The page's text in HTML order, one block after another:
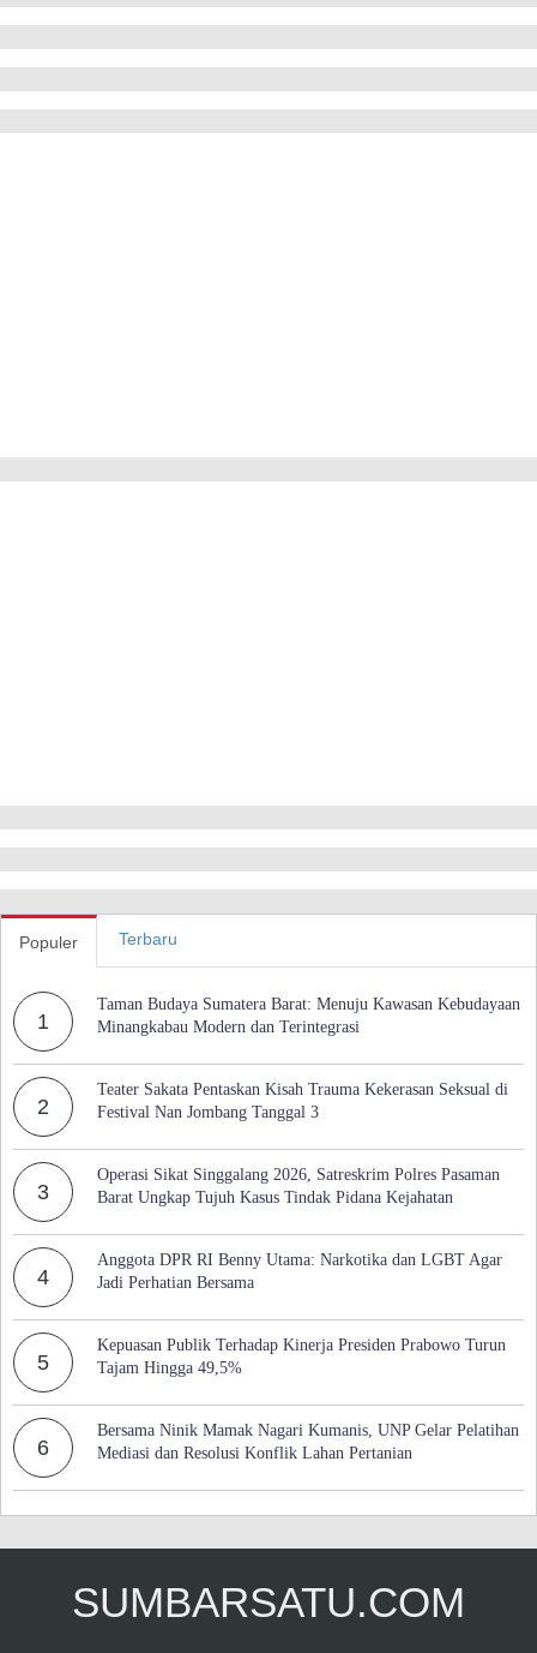
Populer Terbaru
1
Taman Budaya Sumatera Barat: Menuju Kawasan Kebudayaan
Minangkabau Modern dan Terintegrasi
2
Teater Sakata Pentaskan Kisah Trauma Kekerasan Seksual di
Festival Nan Jombang Tanggal 3
3
Operasi Sikat Singgalang 2026, Satreskrim Polres Pasaman
Barat Ungkap Tujuh Kasus Tindak Pidana Kejahatan
4
Anggota DPR RI Benny Utama: Narkotika dan LGBT Agar
Jadi Perhatian Bersama
5
Kepuasan Publik Terhadap Kinerja Presiden Prabowo Turun
Tajam Hingga 49,5%
6
Bersama Ninik Mamak Nagari Kumanis, UNP Gelar Pelatihan
Mediasi dan Resolusi Konflik Lahan Pertanian
SUMBARSATU.COM